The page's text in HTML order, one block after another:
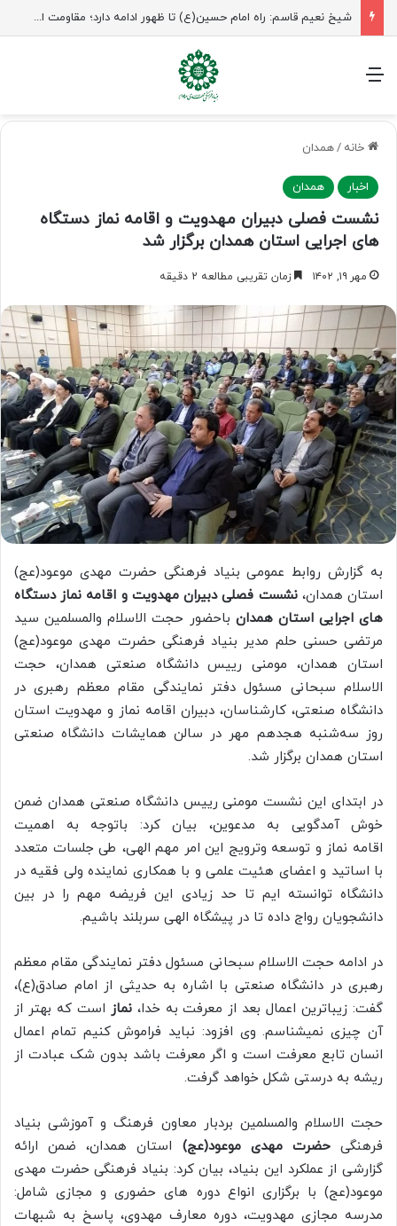
منو
خانه /همدان
اخبار همدان
نشست فصلی دبیران مهدویت و اقامه نماز دستگاه
های اجرایی استان همدان برگزار شد
مهر ۱۹, ۱۴۰۲ زمان تقریبی مطالعه 2 دقیقه
به گزارش روابط عمومی بنیاد فرهنگی حضرت مهدی موعود(عج)
استان همدان،نشست فصلی دبیران مهدویت و اقامه نماز دستگاه
های اجرایی استان همدان باحضور حجت الاسلام والمسلمین سید
مرتضی حسنی حلم مدیر بنیاد فرهنگی حضرت مهدی موعود(عج)
استان همدان، مومنی رییس دانشگاه صنعتی همدان، حجت
الاسلام سبحانی مسئول دفتر نمایندگی مقام معظم رهبری در
دانشگاه صنعتی، کارشناسان، دبیران اقامه نماز و مهدویت استان
روز سه‌شنبه هجدهم مهر در سالن همایشات دانشگاه صنعتی
استان همدان برگزار شد.
در ابتدای این نشست مومنی رییس دانشگاه صنعتی همدان ضمن
خوش آمدگویی به مدعوین، بیان کرد: باتوجه به اهمیت
اقامه نماز و توسعه وترویج این امر مهم الهی، طی جلسات متعدد
با اساتید و اعضای هئیت علمی و با همکاری نماینده ولی فقیه در
دانشگاه توانسته ایم تا حد زیادی این فریضه مهم را در بین
دانشجویان رواج داده تا در پیشگاه الهی سربلند باشیم.
در ادامه حجت الاسلام سبحانی مسئول دفتر نمایندگی مقام معظم
رهبری در دانشگاه صنعتی با اشاره به حدیثی از امام صادق(ع)،
گفت: زیباترین اعمال بعد از معرفت به خدا،نماز است که بهتر از
آن چیزی نمیشناسم. وی افزود: نباید فراموش کنیم تمام اعمال
انسان تابع معرفت است و اگر معرفت باشد بدون شک عبادت از
ریشه به درستی شکل خواهد گرفت.
حجت الاسلام والمسلمین بردبار معاون فرهنگ و آموزشی بنیاد
فرهنگیحضرت مهدی موعود(عج) استان همدان، ضمن ارائه
گزارشی از عملکرد این بنیاد، بیان کرد: بنیاد فرهنگی حضرت مهدی
موعود(عج) با برگزاری انواع دوره های حضوری و مجازی شامل:
مدرسه مجازی مهدویت، دوره معارف مهدوی، پاسخ به شبهات